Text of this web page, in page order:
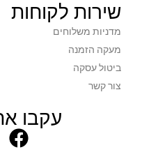
שירות לקוחות
מדניות משלוחים
מעקה הזמנה
ביטול עסקה
צור קשר
עקבו